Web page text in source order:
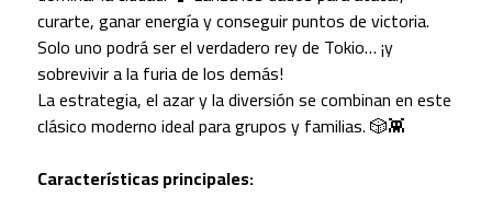
curarte, ganar energía y conseguir puntos de victoria.
Solo uno podrá ser el verdadero rey de Tokio… ¡y
sobrevivir a la furia de los demás!
La estrategia, el azar y la diversión se combinan en este
clásico moderno ideal para grupos y familias. 🎲👾
Características principales: